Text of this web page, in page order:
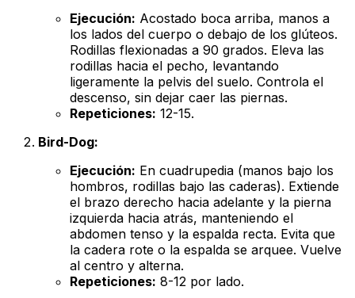
Ejecución: Acostado boca arriba, manos a
los lados del cuerpo o debajo de los glúteos.
Rodillas flexionadas a 90 grados. Eleva las
rodillas hacia el pecho, levantando
ligeramente la pelvis del suelo. Controla el
descenso, sin dejar caer las piernas.
Repeticiones: 12-15.
Bird-Dog:
Ejecución: En cuadrupedia (manos bajo los
hombros, rodillas bajo las caderas). Extiende
el brazo derecho hacia adelante y la pierna
izquierda hacia atrás, manteniendo el
abdomen tenso y la espalda recta. Evita que
la cadera rote o la espalda se arquee. Vuelve
al centro y alterna.
Repeticiones: 8-12 por lado.